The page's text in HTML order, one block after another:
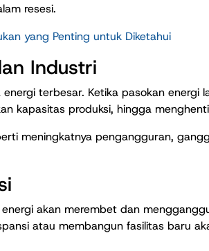
resesi.
yang Penting untuk Diketahui
Industri
terbesar. Ketika pasokan energi
kapasitas produksi, hingga
meningkatnya pengangguran,
akan merembet dan
atau membangun fasilitas baru